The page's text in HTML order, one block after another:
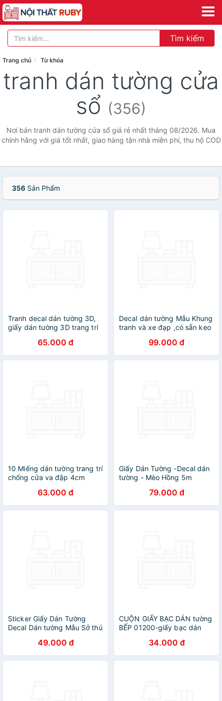
Tìm kiếm
Trang chủ Từ khóa
tranh dán tường cửa
sổ (356)
Nơi bán tranh dán tường cửa sổ giá rẻ nhất tháng 08/2026. Mua
chính hãng với giá tốt nhất, giao hàng tận nhà miễn phí, thu hộ COD
356 Sản Phẩm
Tranh decal dán tường 3D,
giấy dán tường 3D trang trí
65.000 đ
Decal dán tường Mẫu Khung
tranh và xe đạp ,có sẵn keo
99.000 đ
10 Miếng dán tường trang trí
chống cửa va đập 4cm
63.000 đ
Giấy Dán Tường -Decal dán
tường - Mèo Hồng 5m
79.000 đ
Sticker Giấy Dán Tường
Decal Dán tường Mẫu Sở thú
49.000 đ
CUỘN GIẤY BẠC DÁN tường
BẾP 01200-giấy bạc dán
34.000 đ